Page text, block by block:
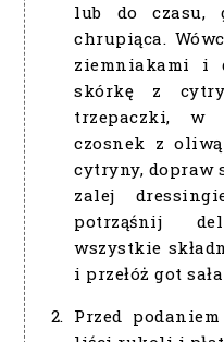
lub do czasu,
chrupiąca.
ziemniakami i
skórkę z
trzepaczki, w
czosnek z
cytryny, dopraw
zalej
potrząśnij
wszystkie
i przełóż got
Przed